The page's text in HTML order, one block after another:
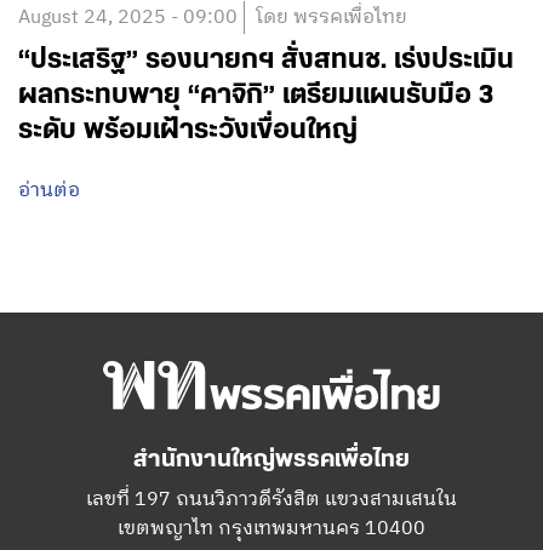
August 24, 2025 - 09:00 โดย พรรคเพื่อไทย
“ประเสริฐ​” รองนายกฯ สั่งสทนช.​ เร่งประเมิน
ผลกระทบพายุ “คาจิกิ” เตรียม​แผน​รับมือ​ 3
ระดับ​ พร้อม​เฝ้าระวังเขื่อนใหญ่
อ่านต่อ
สำนักงานใหญ่พรรคเพื่อไทย
เลขที่ 197 ถนนวิภาวดีรังสิต แขวงสามเสนใน
เขตพญาไท กรุงเทพมหานคร 10400